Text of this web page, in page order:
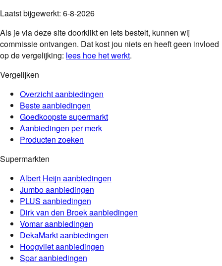
Laatst bijgewerkt: 6-8-2026
Als je via deze site doorklikt en iets bestelt, kunnen wij
commissie ontvangen. Dat kost jou niets en heeft geen invloed
op de vergelijking: lees hoe het werkt.
Vergelijken
Overzicht aanbiedingen
Beste aanbiedingen
Goedkoopste supermarkt
Aanbiedingen per merk
Producten zoeken
Supermarkten
Albert Heijn aanbiedingen
Jumboaanbiedingen
PLUS aanbiedingen
Dirk van den Broekaanbiedingen
Vomaraanbiedingen
DekaMarktaanbiedingen
Hoogvlietaanbiedingen
Sparaanbiedingen